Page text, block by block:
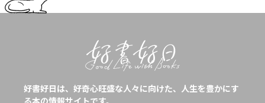
好書好日は、好奇心旺盛な人々に向けた、人生を豊かにす